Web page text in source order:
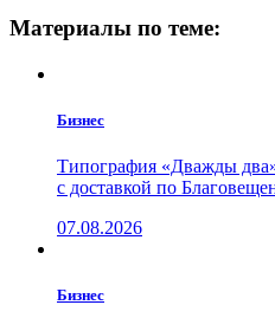
Материалы по теме:
Бизнес
Типография «Дважды два»
с доставкой по
07.08.2026
Бизнес